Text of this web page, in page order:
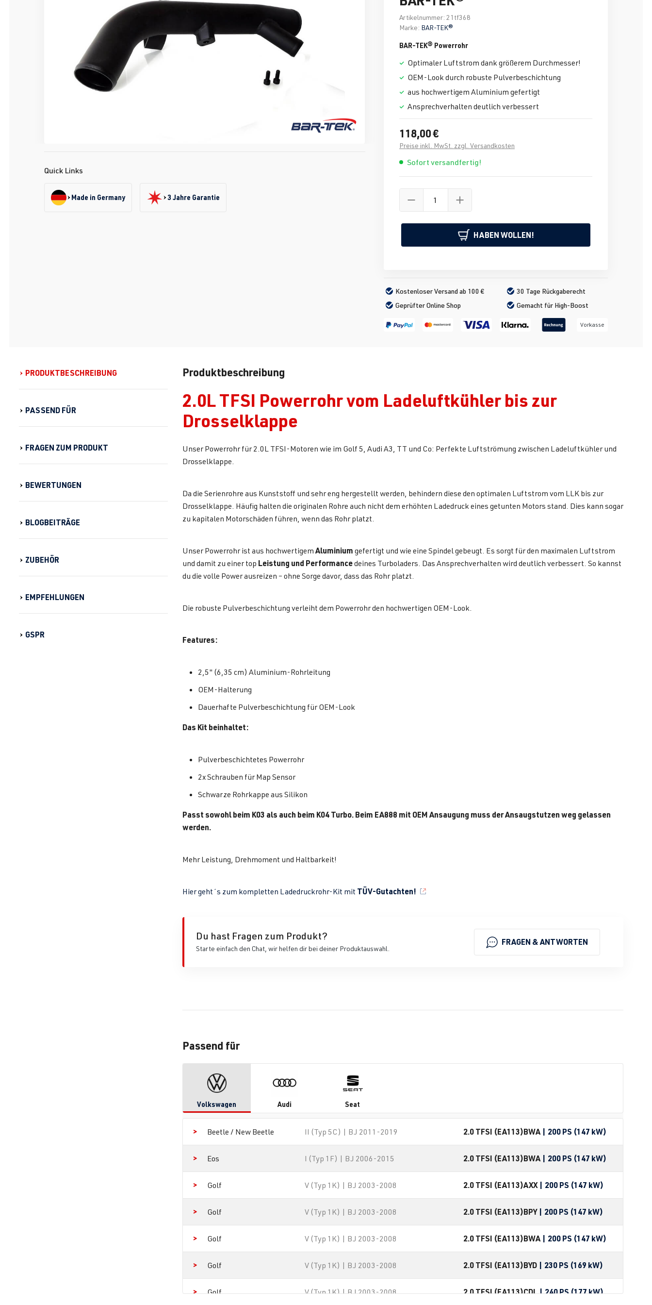
Quick Links
Made in Germany 3 Jahre Garantie
Artikelnummer: 21tf368
Marke: BAR-TEK®
BAR-TEK® Powerrohr
Optimaler Luftstrom dank größerem Durchmesser!
OEM-Look durch robuste Pulverbeschichtung
aus hochwertigem Aluminium gefertigt
Ansprechverhalten deutlich verbessert
118,00 €
Preise inkl. MwSt. zzgl. Versandkosten
Sofort versandfertig!
HABEN WOLLEN!
Kostenloser Versand ab 100 €
30 Tage Rückgaberecht
Geprüfter Online Shop
Gemacht für High-Boost
Vorkasse
PRODUKTBESCHREIBUNG
PASSEND FÜR
FRAGEN ZUM PRODUKT
BEWERTUNGEN
BLOGBEITRÄGE
ZUBEHÖR
EMPFEHLUNGEN
GSPR
Produktbeschreibung
2.0L TFSI Powerrohr vom Ladeluftkühler bis zur
Drosselklappe
Unser Powerrohr für 2.0L TFSI-Motoren wie im Golf 5, Audi A3, TT und Co: Perfekte Luftströmung zwischen Ladeluftkühler und
Drosselklappe.
Da die Serienrohre aus Kunststoff und sehr eng hergestellt werden, behindern diese den optimalen Luftstrom vom LLK bis zur
Drosselklappe. Häufig halten die originalen Rohre auch nicht dem erhöhten Ladedruck eines getunten Motors stand. Dies kann sogar
zu kapitalen Motorschäden führen, wenn das Rohr platzt.
Unser Powerrohr ist aus hochwertigem Aluminium gefertigt und wie eine Spindel gebeugt. Es sorgt für den maximalen Luftstrom
und damit zu einer top Leistung und Performancedeines Turboladers. Das Ansprechverhalten wird deutlich verbessert. So kannst
du die volle Power ausreizen – ohne Sorge davor, dass das Rohr platzt.
Die robuste Pulverbeschichtung verleiht dem Powerrohr den hochwertigen OEM-Look.
Features:
2,5" (6,35 cm) Aluminium-Rohrleitung
OEM-Halterung
Dauerhafte Pulverbeschichtung für OEM-Look
Das Kit beinhaltet:
Pulverbeschichtetes Powerrohr
2x Schrauben für Map Sensor
Schwarze Rohrkappe aus Silikon
Passt sowohl beim K03 als auch beim K04 Turbo. Beim EA888 mit OEM Ansaugung muss der Ansaugstutzen weg gelassen
werden.
Mehr Leistung, Drehmoment und Haltbarkeit!
Hier geht´s zum kompletten Ladedruckrohr-Kit mit TÜV-Gutachten!
Du hast Fragen zum Produkt?
Starte einfach den Chat, wir helfen dir bei deiner Produktauswahl.
FRAGEN & ANTWORTEN
Passend für
Volkswagen Audi Seat
Beetle / New Beetle II (Typ 5C) | BJ 2011-2019 2.0 TFSI (EA113)BWA | 200 PS (147 kW)
Eos I (Typ 1F) | BJ 2006-2015 2.0 TFSI (EA113)BWA | 200 PS (147 kW)
Golf V (Typ 1K) | BJ 2003-2008 2.0 TFSI (EA113)AXX | 200 PS (147 kW)
Golf V (Typ 1K) | BJ 2003-2008 2.0 TFSI (EA113)BPY | 200 PS (147 kW)
Golf V (Typ 1K) | BJ 2003-2008 2.0 TFSI (EA113)BWA | 200 PS (147 kW)
Golf V (Typ 1K) | BJ 2003-2008 2.0 TFSI (EA113)BYD | 230 PS (169 kW)
Golf V (Typ 1K) | BJ 2003-2008 2.0 TFSI (EA113)CDL| 240 PS (177 kW)